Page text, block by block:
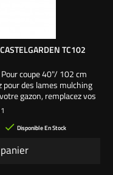
TC102
coupe 40"/ 102 cm
des lames mulching
gazon, remplacez vos
même sans obturateur.
lame....
 Disponible En Stock